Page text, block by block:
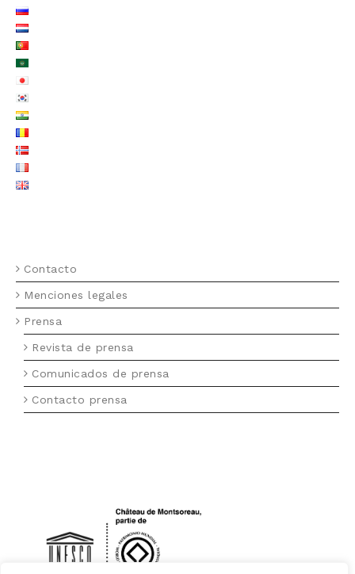
Contacto
Menciones legales
Prensa
Revista de prensa
Comunicados de prensa
Contacto prensa